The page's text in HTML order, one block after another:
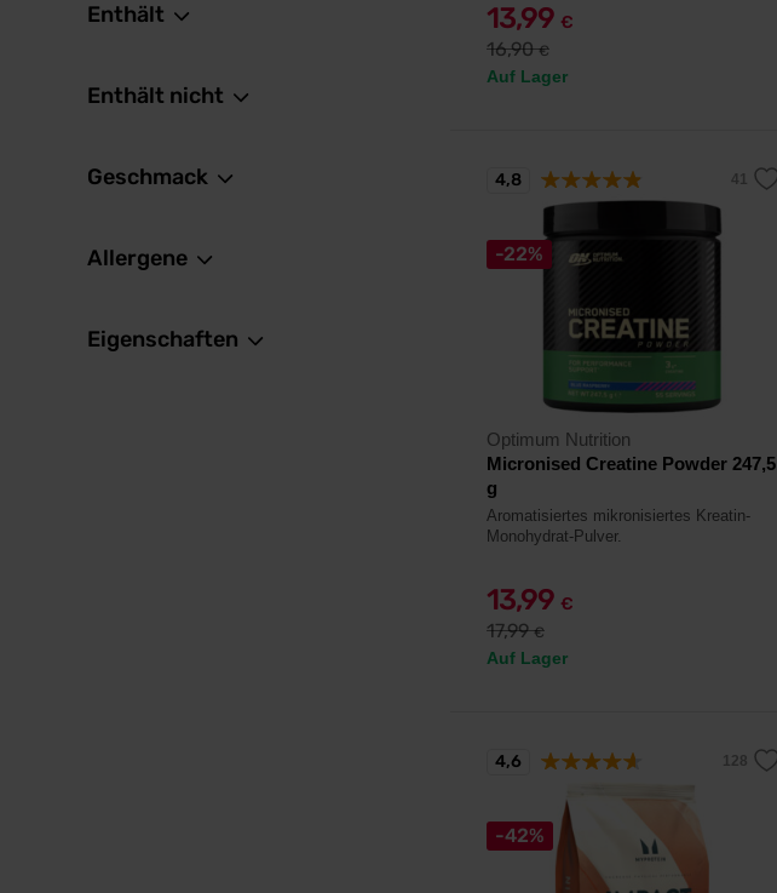
Enthält
Enthält nicht
Geschmack
Allergene
Eigenschaften
13,99 €
16,90€
Auf Lager
-22%
Optimum Nutrition
Micronised Creatine Powder 247,5
g
Aromatisiertes mikronisiertes Kreatin-
Monohydrat-Pulver.
13,99 €
17,99€
Auf Lager
4,8
-42%
4,6